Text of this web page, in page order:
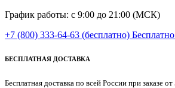
График работы: с 9:00 до 21:00 (МСК)
+7 (800) 333-64-63 (бесплатно) Бесплатно
БЕСПЛАТНАЯ ДОСТАВКА
Бесплатная доставка по всей России при заказе